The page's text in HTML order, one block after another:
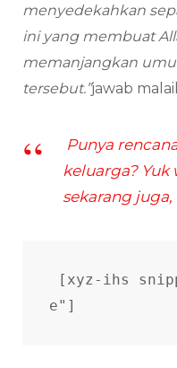
menyedekahkan
ini yang membuat
memanjangkan
tersebut.”jawab
Punya
keluarga?
sekarang
[xyz-ihs
e"]